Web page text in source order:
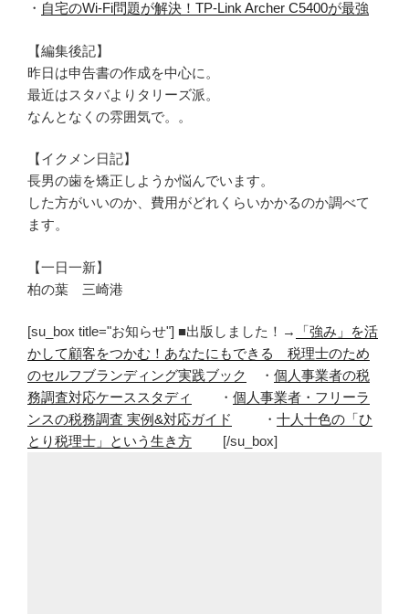
・ 自宅のWi-Fi問題が解決！TP-Link Archer C5400が最強
【編集後記】
昨日は申告書の作成を中心に。
最近はスタバよりタリーズ派。
なんとなくの雰囲気で。。
【イクメン日記】
長男の歯を矯正しようか悩んでいます。
した方がいいのか、費用がどれくらいかかるのか調べて
ます。
【一日一新】
柏の葉 三崎港
[su_box title="お知らせ"] ■出版しました！→
「強み」を活
かして顧客をつかむ！あなたにもできる 税理士のため
のセルフブランディング実践ブック
・ 個人事業者の税
務調査対応ケーススタディ
・ 個人事業者・フリーラ
ンスの税務調査 実例&対応ガイド
・ 十人十色の「ひ
とり税理士」という生き方 [/su_box]